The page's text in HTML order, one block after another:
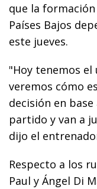
que la
Países Bajos
este jueves.
"Hoy tenemos
veremos cómo
decisión en
partido y van a
dijo el
Respecto a los
Paul y Ángel Di